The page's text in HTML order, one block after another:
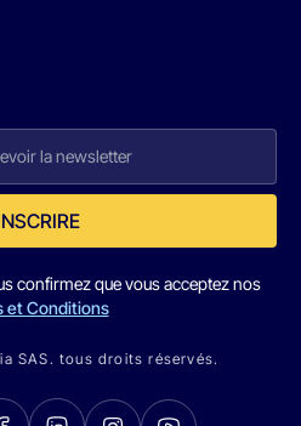
confirmez que vous acceptez nos
et Conditions
SAS. tous droits réservés.